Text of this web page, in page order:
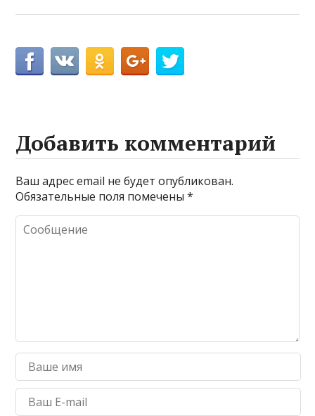
Добавить комментарий
Ваш адрес email не будет опубликован.
Обязательные поля помечены*